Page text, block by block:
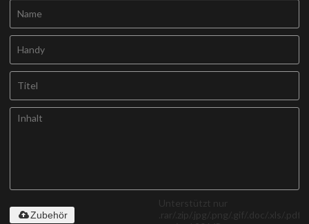
Unterstützt nur
.rar/.zip/.jpg/.png/.gif/.doc/.xls/.pdf,
Zubehör